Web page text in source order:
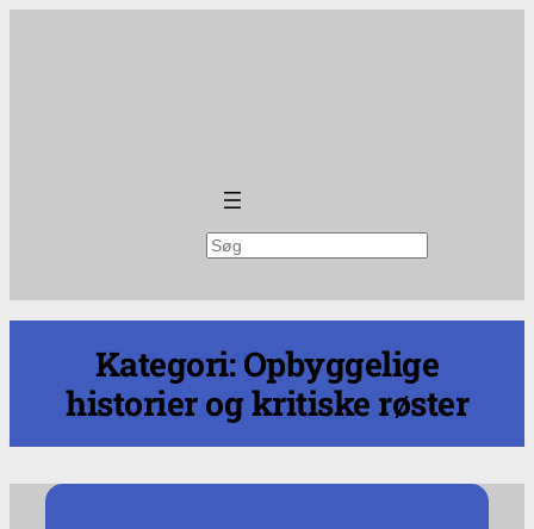
Søg
Kategori:Opbyggelige
historier og kritiske røster